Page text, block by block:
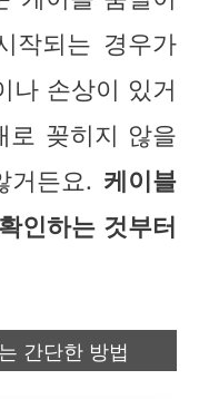
작되는 경우가
나 손상이 있거
로 꽂히지 않을
든요. 케이블
인하는 것부터
간단한 방법